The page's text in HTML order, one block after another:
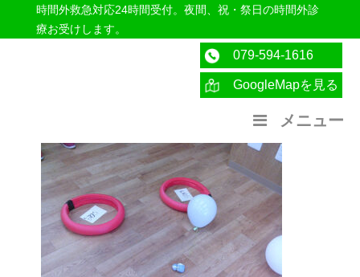
時間外救急対応24時間受付。夜間、祝・祭日の時間外診
療お受けします。
医療法人社団紀洋会 公式サイト
079-594-1616
GoogleMapを見る
メニュー